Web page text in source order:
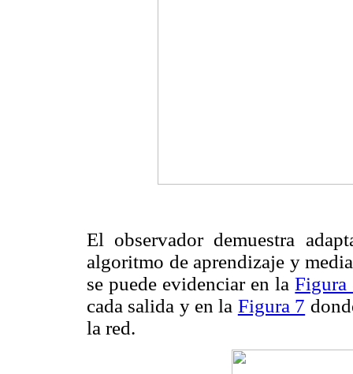
El observador demuestra
algoritmo de aprendizaje y
se puede evidenciar en laFigura
cada salida y en la Figura 7
la red.